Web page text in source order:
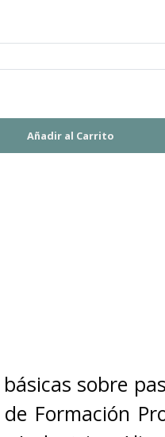
sobre
Formación